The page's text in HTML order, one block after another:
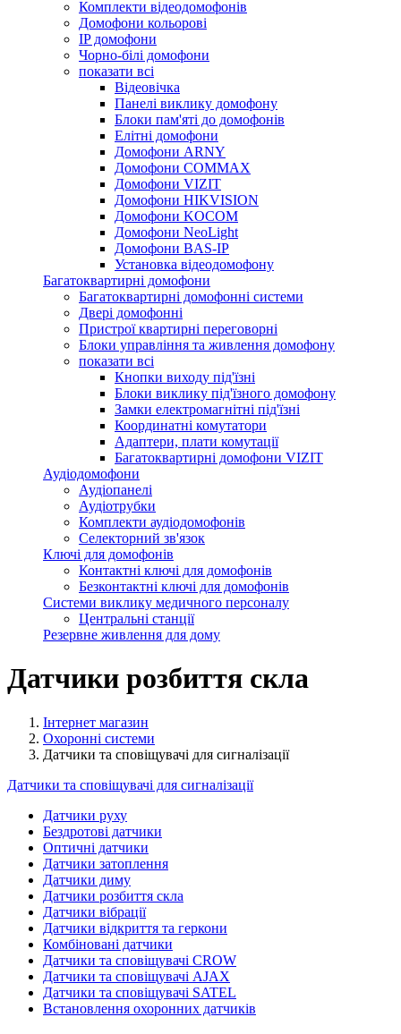
Комплекти відеодомофонів
Домофони кольорові
IP домофони
Чорно-білі домофони
показати всі
Відеовічка
Панелі виклику домофону
Блоки пам'яті до домофонів
Елітні домофони
Домофони ARNY
Домофони COMMAX
Домофони VIZIT
Домофони HIKVISION
Домофони KOCOM
Домофони NeoLight
Домофони BAS-IP
Установка відеодомофону
Багатоквартирні домофони
Багатоквартирні домофонні системи
Двері домофонні
Пристрої квартирні переговорні
Блоки управління та живлення домофону
показати всі
Кнопки виходу під'їзні
Блоки виклику під'їзного домофону
Замки електромагнітні під'їзні
Координатні комутатори
Адаптери, плати комутації
Багатоквартирні домофони VIZIT
Аудіодомофони
Аудіопанелі
Аудіотрубки
Комплекти аудіодомофонів
Селекторний зв'язок
Ключі для домофонів
Контактні ключі для домофонів
Безконтактні ключі для домофонів
Системи виклику медичного персоналу
Центральні станції
Резервне живлення для дому
Датчики розбиття скла
Інтернет магазин
Охоронні системи
Датчики та сповіщувачі для сигналізації
Датчики та сповіщувачі для сигналізації
Датчики руху
Бездротові датчики
Оптичні датчики
Датчики затоплення
Датчики диму
Датчики розбиття скла
Датчики вібрації
Датчики відкриття та геркони
Комбіновані датчики
Датчики та сповіщувачі CROW
Датчики та сповіщувачі AJAX
Датчики та сповіщувачі SATEL
Встановлення охоронних датчиків